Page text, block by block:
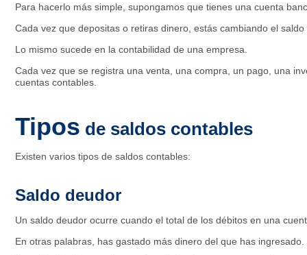
Para hacerlo más simple, supongamos que tienes una cuenta
Cada vez que depositas o retiras dinero, estás cambiando el
Lo mismo sucede en la contabilidad de una empresa.
Cada vez que se registra una venta, una compra, un pago, una
cuentas contables.
Tipos de saldos contables
Existen varios tipos de saldos contables:
Saldo deudor
Un saldo deudor ocurre cuando el total de los débitos en una
En otras palabras, has gastado más dinero del que has ingresado.